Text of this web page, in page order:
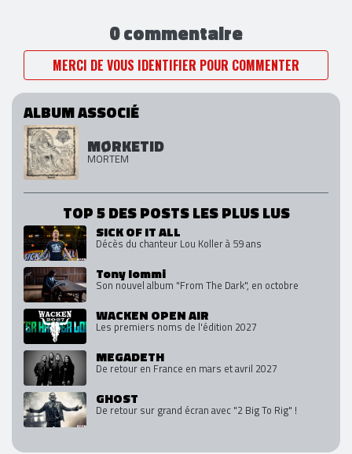
0 commentaire
MERCI DE VOUS IDENTIFIER POUR COMMENTER
ALBUM ASSOCIÉ
MØRKETID
MORTEM
TOP 5 DES POSTS LES PLUS LUS
SICK OF IT ALL
Décès du chanteur Lou Koller à 59 ans
Tony Iommi
Son nouvel album "From The Dark", en octobre
WACKEN OPEN AIR
Les premiers noms de l'édition 2027
MEGADETH
De retour en France en mars et avril 2027
GHOST
De retour sur grand écran avec "2 Big To Rig" !